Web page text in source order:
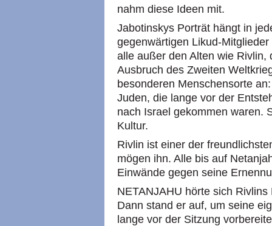
nahm diese Ideen mit.
Jabotinskys Porträt hängt in
gegenwärtigen Likud-
alle außer den Alten wie
Ausbruch des Zweiten
besonderen Menschensorte
Juden, die lange vor der
nach Israel gekommen waren.
Kultur.
Rivlin ist einer der
mögen ihn. Alle bis auf
Einwände gegen seine
NETANJAHU hörte sich
Dann stand er auf, um seine
lange vor der Sitzung